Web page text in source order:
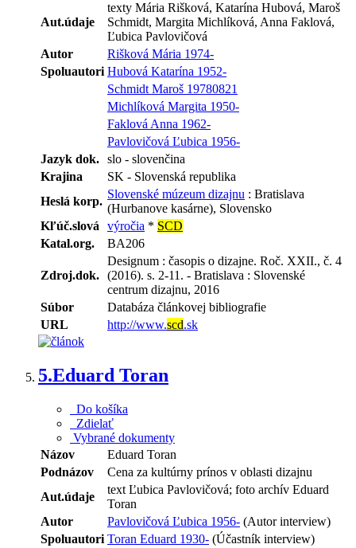
Aut.údaje
texty Mária Rišková, Katarína Hubová, Maroš
Schmidt, Margita Michlíková, Anna Faklová,
Ľubica Pavlovičová
Autor
Rišková Mária 1974-
Spoluautori Hubová Katarína 1952-
Schmidt Maroš 19780821
Michlíková Margita 1950-
Faklová Anna 1962-
Pavlovičová Ľubica 1956-
Jazyk dok. slo - slovenčina
Krajina
SK - Slovenská republika
Heslá korp.
Slovenské múzeum dizajnu : Bratislava
(Hurbanove kasárne), Slovensko
Kľúč.slová
výročia * SCD
Katal.org.
BA206
Zdroj.dok.
Designum : časopis o dizajne. Roč. XXII., č. 4
(2016). s. 2-11. - Bratislava : Slovenské
centrum dizajnu, 2016
Súbor
Databáza článkovej bibliografie
URL
http://www.scd.sk
5.Eduard Toran
Do košíka
Zdielať
Vybrané dokumenty
Názov
Eduard Toran
Podnázov
Cena za kultúrny prínos v oblasti dizajnu
Aut.údaje
text Ľubica Pavlovičová; foto archív Eduard
Toran
Autor
Pavlovičová Ľubica 1956- (Autor interview)
Spoluautori Toran Eduard 1930- (Účastník interview)